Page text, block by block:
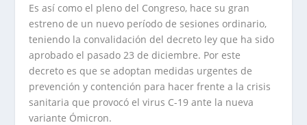
Es así como el pleno del Congreso, hace su gran
estreno de un nuevo período de sesiones ordinario,
teniendo la convalidación del decreto ley que ha sido
aprobado el pasado 23 de diciembre. Por este
decreto es que se adoptan medidas urgentes de
prevención y contención para hacer frente a la crisis
sanitaria que provocó el virus C-19 ante la nueva
variante Ómicron.